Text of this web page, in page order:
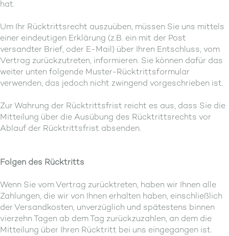
hat.
Um Ihr Rücktrittsrecht auszuüben, müssen Sie uns mittels
einer eindeutigen Erklärung (z.B. ein mit der Post
versandter Brief, oder E-Mail) über Ihren Entschluss, vom
Vertrag zurückzutreten, informieren. Sie können dafür das
weiter unten folgende Muster-Rücktrittsformular
verwenden, das jedoch nicht zwingend vorgeschrieben ist.
Zur Wahrung der Rücktrittsfrist reicht es aus, dass Sie die
Mitteilung über die Ausübung des Rücktrittsrechts vor
Ablauf der Rücktrittsfrist absenden.
Folgen des Rücktritts
Wenn Sie vom Vertrag zurücktreten, haben wir Ihnen alle
Zahlungen, die wir von Ihnen erhalten haben, einschließlich
der Versandkosten, unverzüglich und spätestens binnen
vierzehn Tagen ab dem Tag zurückzuzahlen, an dem die
Mitteilung über Ihren Rücktritt bei uns eingegangen ist.